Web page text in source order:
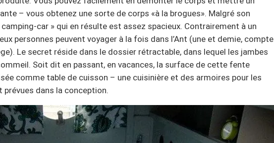
– vous obtenez une sorte de corps «à la brogues». Malgré son
car » qui en résulte est assez spacieux. Contrairement à un
personnes peuvent voyager à la fois dans l’Ant (une et demie, compte
Le secret réside dans le dossier rétractable, dans lequel les jambes
Soit dit en passant, en vacances, la surface de cette fente
comme table de cuisson – une cuisinière et des armoires pour les
dans la conception.